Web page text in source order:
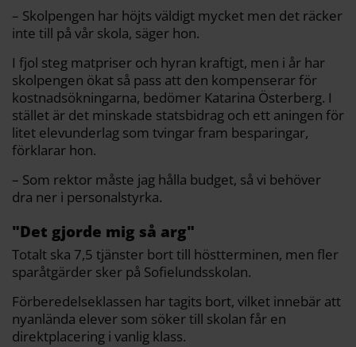
– Skolpengen har höjts väldigt mycket men det räcker
inte till på vår skola, säger hon.
I fjol steg matpriser och hyran kraftigt, men i år har
skolpengen ökat så pass att den kompenserar för
kostnadsökningarna, bedömer Katarina Österberg. I
stället är det minskade statsbidrag och ett aningen för
litet elevunderlag som tvingar fram besparingar,
förklarar hon.
– Som rektor måste jag hålla budget, så vi behöver
dra ner i personalstyrka.
"Det gjorde mig så arg"
Totalt ska 7,5 tjänster bort till höstterminen, men fler
sparåtgärder sker på Sofielundsskolan.
Förberedelseklassen har tagits bort, vilket innebär att
nyanlända elever som söker till skolan får en
direktplacering i vanlig klass.